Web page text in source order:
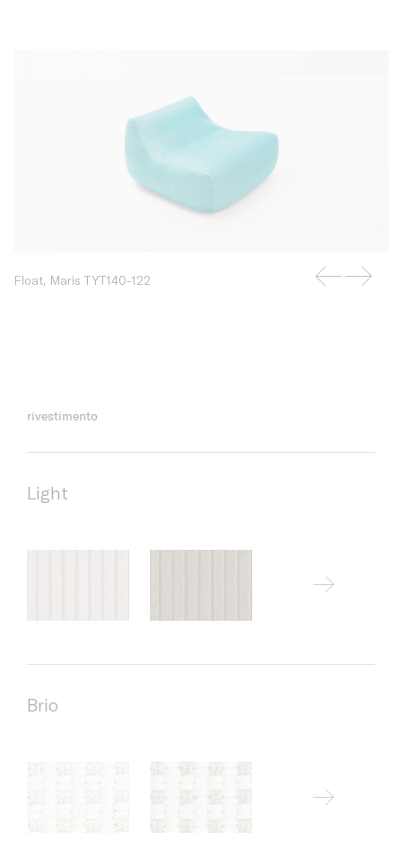
Float, Maris TYT140-122
rivestimento
Light
Brio